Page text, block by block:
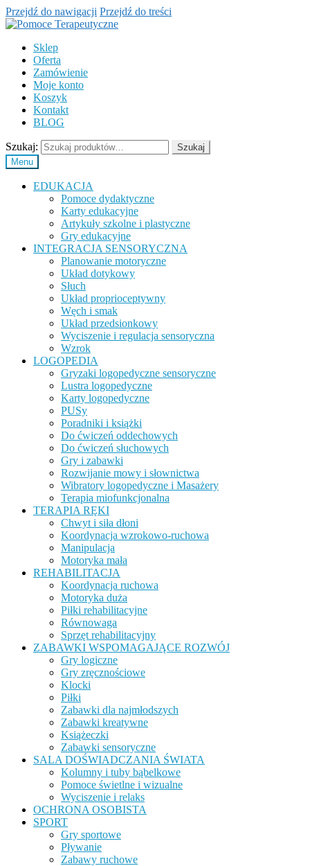
Przejdź do nawigacji Przejdź do treści
Sklep
Oferta
Zamówienie
Moje konto
Koszyk
Kontakt
BLOG
Szukaj:
Szukaj
Menu
EDUKACJA
Pomoce dydaktyczne
Karty edukacyjne
Artykuły szkolne i plastyczne
Gry edukacyjne
INTEGRACJA SENSORYCZNA
Planowanie motoryczne
Układ dotykowy
Słuch
Układ proprioceptywny
Węch i smak
Układ przedsionkowy
Wyciszenie i regulacja sensoryczna
Wzrok
LOGOPEDIA
Gryzaki logopedyczne sensoryczne
Lustra logopedyczne
Karty logopedyczne
PUSy
Poradniki i książki
Do ćwiczeń oddechowych
Do ćwiczeń słuchowych
Gry i zabawki
Rozwijanie mowy i słownictwa
Wibratory logopedyczne i Masażery
Terapia miofunkcjonalna
TERAPIA RĘKI
Chwyt i siła dłoni
Koordynacja wzrokowo-ruchowa
Manipulacja
Motoryka mała
REHABILITACJA
Koordynacja ruchowa
Motoryka duża
Piłki rehabilitacyjne
Równowaga
Sprzęt rehabilitacyjny
ZABAWKI WSPOMAGAJĄCE ROZWÓJ
Gry logiczne
Gry zręcznościowe
Klocki
Piłki
Zabawki dla najmłodszych
Zabawki kreatywne
Książeczki
Zabawki sensoryczne
SALA DOŚWIADCZANIA ŚWIATA
Kolumny i tuby bąbelkowe
Pomoce świetlne i wizualne
Wyciszenie i relaks
OCHRONA OSOBISTA
SPORT
Gry sportowe
Pływanie
Zabawy ruchowe